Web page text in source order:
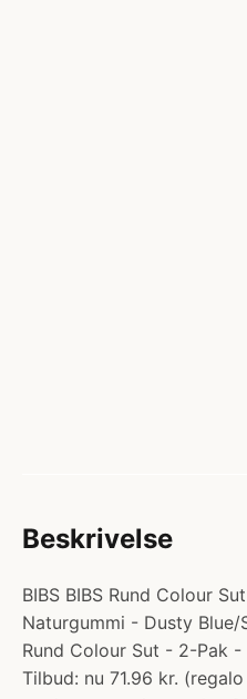
Beskrivelse
BIBS BIBS Rund Colour
Naturgummi - Dusty Blue/
Rund Colour Sut - 2-Pak
Tilbud: nu 71.96 kr.